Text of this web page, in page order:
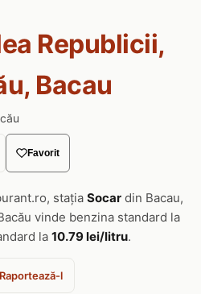
Republicii,
Bacau
Favorit
stația Socar din Bacau,
vinde benzina standard la
la 10.79 lei/litru.
Raportează-l